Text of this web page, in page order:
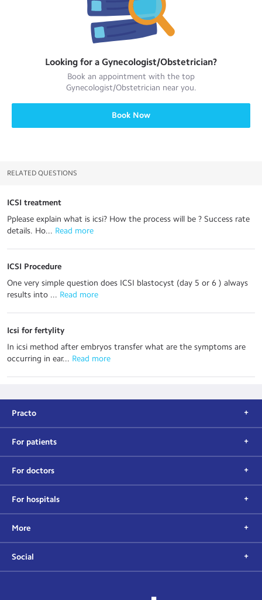
Looking for a Gynecologist/Obstetrician?
Book an appointment with the top
Gynecologist/Obstetrician near you.
Book Now
RELATED QUESTIONS
ICSI treatment
Pplease explain what is icsi? How the process will be ? Success rate
details. Ho... Read more
ICSI Procedure
One very simple question does ICSI blastocyst (day 5 or 6 ) always
results into ... Read more
Icsi for fertylity
In icsi method after embryos transfer what are the symptoms are
occurring in ear... Read more
Practo
For patients
For doctors
For hospitals
More
Social